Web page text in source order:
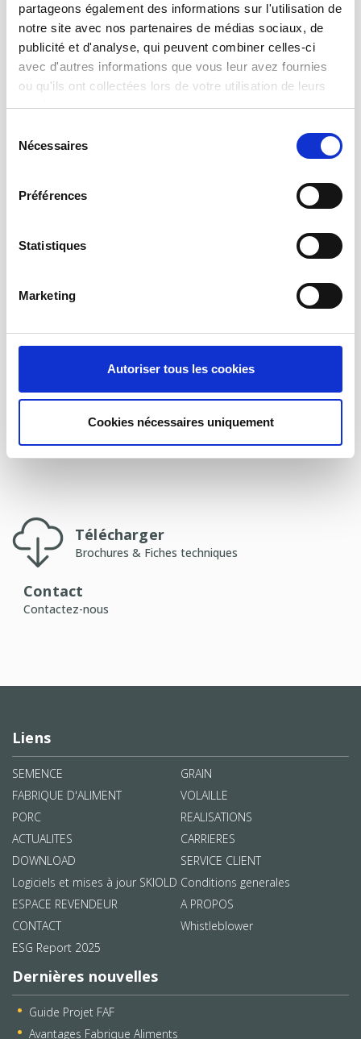
partageons également des informations sur l'utilisation de
notre site avec nos partenaires de médias sociaux, de
publicité et d'analyse, qui peuvent combiner celles-ci
avec d'autres informations que vous leur avez fournies
ou qu'ils ont collectées lors de votre utilisation de leurs
services.
Nécessaires
Préférences
Statistiques
Marketing
Autoriser tous les cookies
Cookies nécessaires uniquement
Améliore le bien-être animal Élimine les doubles entrées La
station garantit des animaux qui ne se blessent pas à l’intérieur
sécurisant et individuel. En effet, la lar...
Télécharger
Brochures & Fiches techniques
Contact
Contactez-nous
Liens
SEMENCE
GRAIN
FABRIQUE D'ALIMENT
VOLAILLE
PORC
REALISATIONS
ACTUALITES
CARRIERES
DOWNLOAD
SERVICE CLIENT
Logiciels et mises à jour SKIOLD Conditions generales
ESPACE REVENDEUR
A PROPOS
CONTACT
Whistleblower
ESG Report 2025
Dernières nouvelles
Guide Projet FAF
Avantages Fabrique Aliments